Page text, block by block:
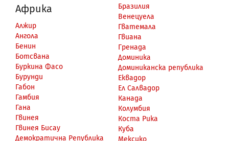
Африка
Алжир
Ангола
Бенин
Ботсвана
Буркина Фасо
Бурунди
Габон
Гамбия
Гана
Гвинея
Гвинея Бисау
Демократична Република
Бразилия
Венецуела
Гватемала
Гвиана
Гренада
Доминика
Доминиканска република
Еквадор
Ел Салвадор
Канада
Колумбия
Коста Рика
Куба
Мексико